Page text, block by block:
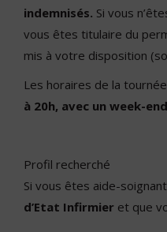
indemnisés. Si vous
vous êtes titulaire du
mis à votre disposition
Les horaires de la
à 20h, avec un week-
Profil recherché
Si vous êtes aide-
d’Etat Infirmier et que